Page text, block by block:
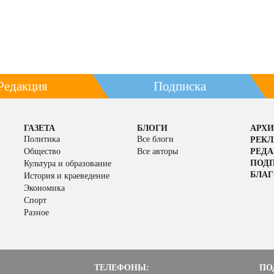
Подписка
ГАЗЕТА
Политика
Общество
Культура и образование
История и краеведение
Экономика
Спорт
Разное
БЛОГИ
Все блоги
Все авторы
ТЕЛЕФОНЫ: